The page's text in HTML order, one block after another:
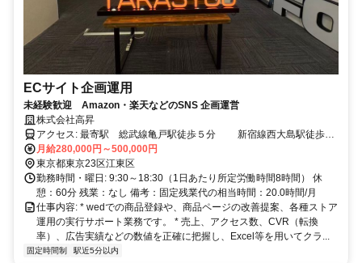
ECサイト企画運用
未経験歓迎 Amazon・楽天などのSNS 企画運営
株式会社高昇
アクセス: 最寄駅 総武線亀戸駅徒歩５分 新宿線西大島駅徒歩１
２分
月給280,000円～500,000円
東京都東京23区江東区
勤務時間・曜日: 9:30～18:30（1日あたり所定労働時間8時間） 休
憩：60分 残業：なし 備考：固定残業代の相当時間：20.0時間/月
仕事内容: * wedでの商品登録や、商品ページの改善提案、各種ストア
運用の実行サポート業務です。 * 売上、アクセス数、CVR（転換
率）、広告実績などの数値を正確に把握し、Excel等を用いてクラ...
固定時間制 駅近5分以内